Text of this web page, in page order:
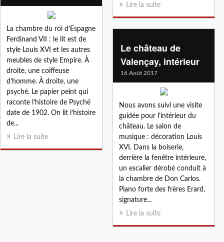
Lire la suite
La chambre du roi d’Espagne
Ferdinand VII : le lit est de
style Louis XVI et les autres
meubles de style Empire. À
droite, une coiffeuse
d’homme. À droite, une
psyché. Le papier peint qui
raconte l’histoire de Psyché
date de 1902. On lit l’histoire
de...
Lire la suite
Le château de
Valençay, intérieur
16 Août 2017
Nous avons suivi une visite
guidée pour l’intérieur du
château. Le salon de
musique : décoration Louis
XVI. Dans la boiserie,
derrière la fenêtre intérieure,
un escalier dérobé conduit à
la chambre de Don Carlos.
Piano forte des frères Erard,
signature...
Lire la suite